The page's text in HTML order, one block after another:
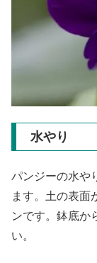
水やり
パンジーの水や
ます。土の表面
ンです。鉢底か
い。